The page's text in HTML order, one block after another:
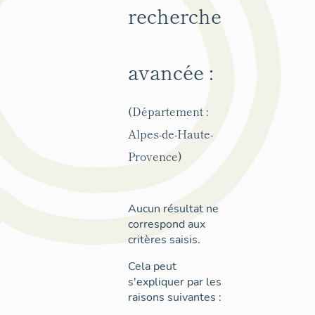
recherche
avancée :
(Département :
Alpes-de-Haute-
Provence)
Aucun résultat ne
correspond aux
critères saisis.
Cela peut
s'expliquer par les
raisons suivantes :